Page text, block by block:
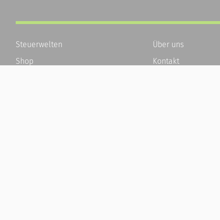
Steuerwelten
Shop
Über uns
Kontakt